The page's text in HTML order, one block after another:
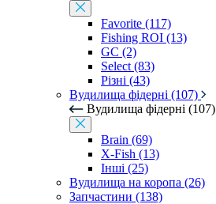
Favorite (117)
Fishing ROI (13)
GC (2)
Select (83)
Різні (43)
Вудилища фідерні (107)
Вудилища фідерні (107)
Brain (69)
X-Fish (13)
Інші (25)
Вудилища на коропа (26)
Запчастини (138)